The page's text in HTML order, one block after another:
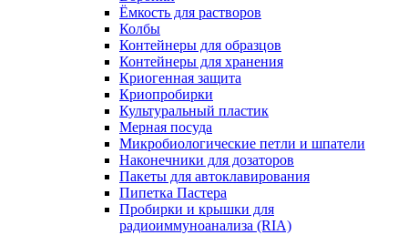
Ёмкость для растворов
Колбы
Контейнеры для образцов
Контейнеры для хранения
Криогенная защита
Криопробирки
Культуральный пластик
Мерная посуда
Микробиологические петли и шпатели
Наконечники для дозаторов
Пакеты для автоклавирования
Пипетка Пастера
Пробирки и крышки для
радиоиммуноанализа (RIA)